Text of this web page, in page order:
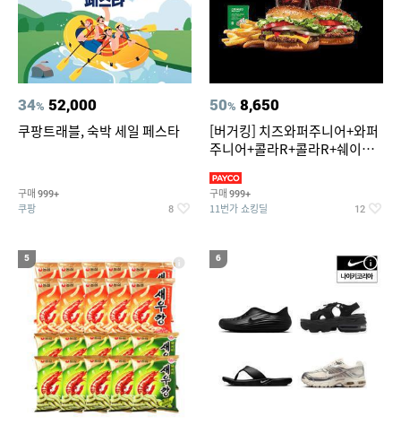
34% 52,000
쿠팡트래블, 숙박 세일 페스타
구매 999+
쿠팡 8
50% 8,650
[버거킹] 치즈와퍼주니어+와퍼
주니어+콜라R+콜라R+쉐이킹
구매 999+
11번가 쇼킹딜 12
5 6